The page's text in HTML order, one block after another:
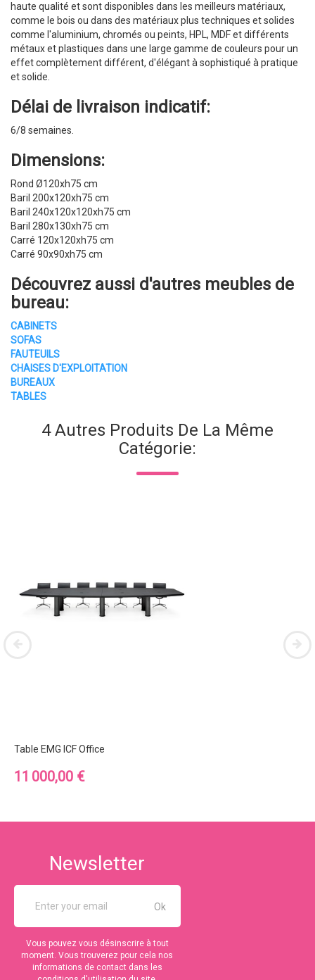
haute qualité et sont disponibles dans les meilleurs matériaux,
comme le bois ou dans des matériaux plus techniques et solides
comme l'aluminium, chromés ou peints, HPL, MDF et différents
métaux et plastiques dans une large gamme de couleurs pour un
effet complètement différent, d'élégant à sophistiqué à pratique
et solide.
Délai de livraison indicatif:
6/8 semaines.
Dimensions:
Rond Ø120xh75 cm
Baril 200x120xh75 cm
Baril 240x120x120xh75 cm
Baril 280x130xh75 cm
Carré 120x120xh75 cm
Carré 90x90xh75 cm
Découvrez aussi d'autres meubles de
bureau:
CABINETS
SOFAS
FAUTEUILS
CHAISES D'EXPLOITATION
BUREAUX
TABLES
4 Autres Produits De La Même
Catégorie:
Table EMG ICF Office
Prix
11 000,00 €
Newsletter
Vous pouvez vous désinscrire à tout
moment. Vous trouverez pour cela nos
informations de contact dans les